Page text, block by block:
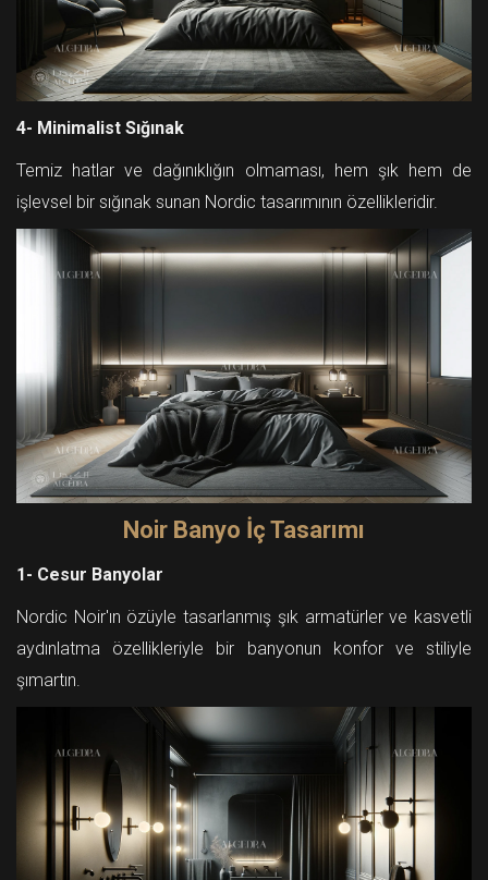
4- Minimalist Sığınak
Temiz hatlar ve dağınıklığın olmaması, hem şık hem de
işlevsel bir sığınak sunan Nordic tasarımının özellikleridir.
Noir Banyo İç Tasarımı
1- Cesur Banyolar
Nordic Noir'ın özüyle tasarlanmış şık armatürler ve kasvetli
aydınlatma özellikleriyle bir banyonun konfor ve stiliyle
şımartın.